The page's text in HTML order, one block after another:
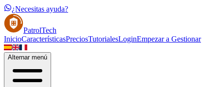
¿Necesitas ayuda?
PatrolTech
InicioCaracterísticasPreciosTutorialesLoginEmpezar a Gestionar
Alternar menú